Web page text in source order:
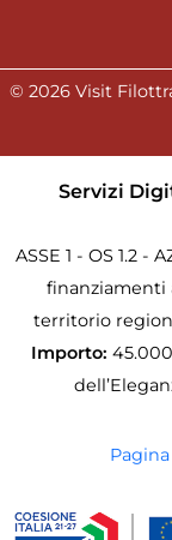
© 2026 Visit
Servizi
ASSE 1 - OS 1.2 -
finanziamenti
territorio
Importo: